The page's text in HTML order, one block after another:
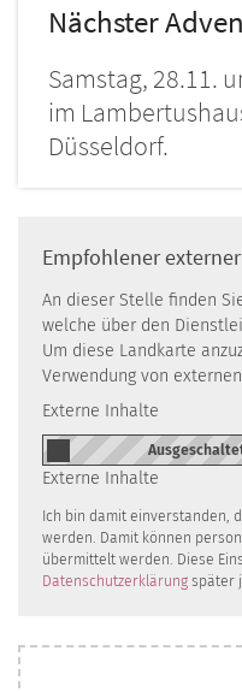
Nächster
Samstag, 28.11.
im
Düsseldorf.
Empfohlener
An dieser Stelle finden
welche über den
Um diese Landkarte
Verwendung von
Externe Inhalte
Externe Inhalte
Ich bin damit einverstanden,
werden. Damit können
übermittelt werden. Diese
Datenschutzerklärung später